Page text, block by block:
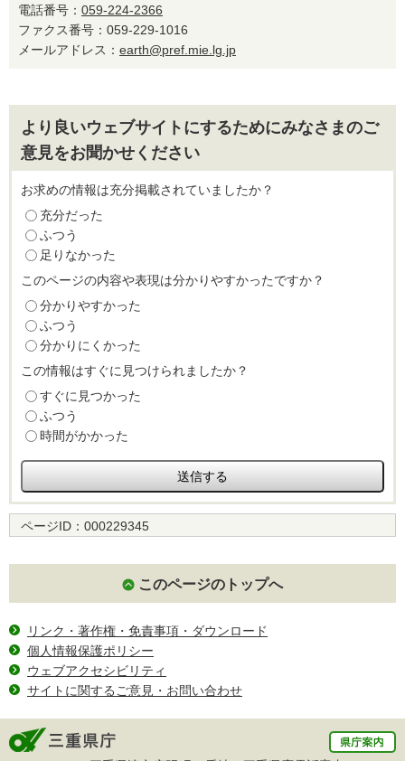
電話番号： 059-224-2366
ファクス番号：059-229-1016
メールアドレス： earth@pref.mie.lg.jp
より良いウェブサイトにするためにみなさまのご
意見をお聞かせください
お求めの情報は充分掲載されていましたか？
充分だった
ふつう
足りなかった
このページの内容や表現は分かりやすかったですか？
分かりやすかった
ふつう
分かりにくかった
この情報はすぐに見つけられましたか？
すぐに見つかった
ふつう
時間がかかった
ページID： 000229345
このページのトップへ
リンク・著作権・免責事項・ダウンロード
個人情報保護ポリシー
ウェブアクセシビリティ
サイトに関するご意見・お問い合わせ